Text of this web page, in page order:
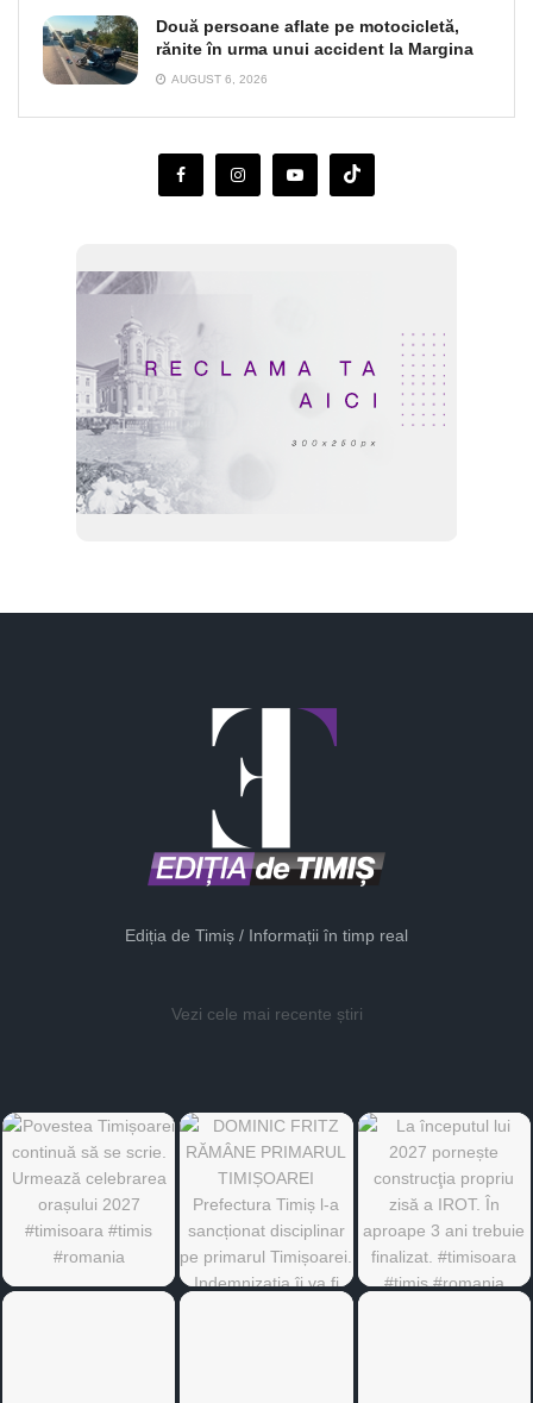
Două persoane aflate pe motocicletă,
rănite în urma unui accident la Margina
AUGUST 6, 2026
Ediția de Timiș / Informații în timp real
Vezi cele mai recente știri